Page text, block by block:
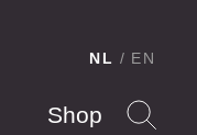
Shop
NL EN